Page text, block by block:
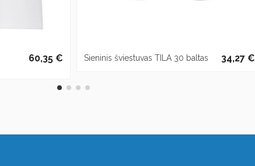
60,35 € Sieninis šviestuvas TILA 30 baltas 34,27 €